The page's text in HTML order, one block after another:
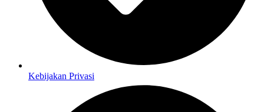
Kebijakan Privasi